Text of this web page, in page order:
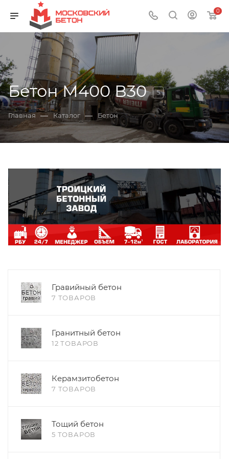
0
Бетон М400 В30 5
Главная — Каталог — Бетон
Гравийный бетон
7 ТОВАРОВ
Гранитный бетон
12 ТОВАРОВ
Керамзитобетон
7 ТОВАРОВ
Тощий бетон
5 ТОВАРОВ